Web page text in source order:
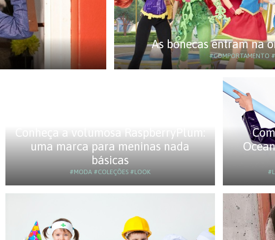
As bonecas entram na
#COMPORTAMENTO
Conheça a volumosa RaspberryPlum:
uma marca para meninas nada
básicas
#MODA #COLEÇÕES #LOOK